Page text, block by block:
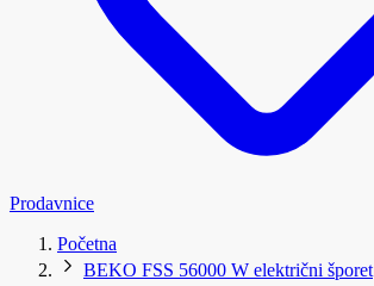
Prodavnice
Početna
BEKO FSS 56000 W električni šporet